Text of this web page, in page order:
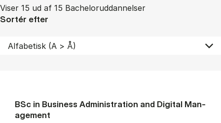
Viser 15 ud af 15 Bacheloruddannelser
Sortér efter
BSc in Busi­ness Ad­min­is­tra­tion and Di­git­al Man­
age­ment